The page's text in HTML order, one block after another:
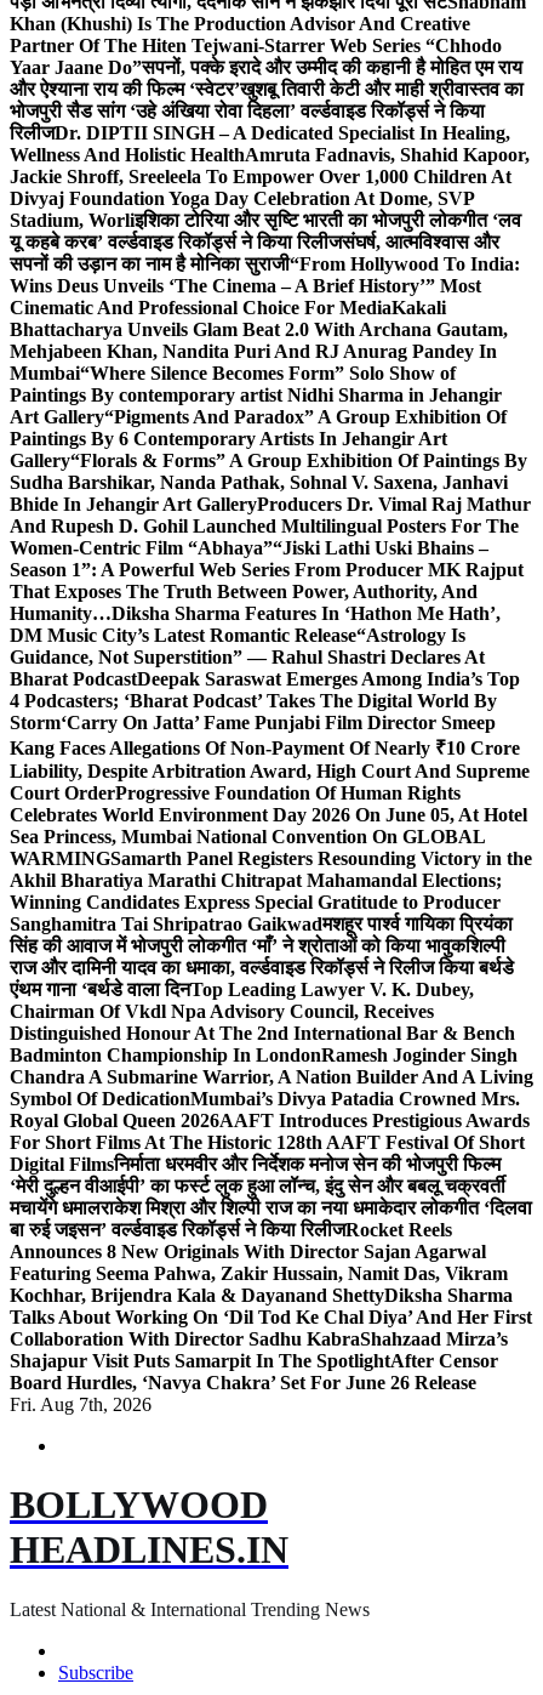
Khan (Khushi) Is The Production Advisor And Creative
Partner Of The Hiten Tejwani-Starrer Web Series “Chhodo
Yaar Jaane Do”सपनों, पक्के इरादे और उम्मीद की कहानी है मोहित एम राय
और ऐश्याना राय की फिल्म ‘स्वेटर’खुशबू तिवारी केटी और माही श्रीवास्तव का
भोजपुरी सैड सांग ‘उहे अंखिया रोवा दिहला’ वर्ल्डवाइड रिकॉर्ड्स ने किया
रिलीजDr. DIPTII SINGH – A Dedicated Specialist In Healing,
Wellness And Holistic HealthAmruta Fadnavis, Shahid Kapoor,
Jackie Shroff, Sreeleela To Empower Over 1,000 Children At
Divyaj Foundation Yoga Day Celebration At Dome, SVP
Stadium, Worliइशिका टोरिया और सृष्टि भारती का भोजपुरी लोकगीत ‘लव
यू कहबे करब’ वर्ल्डवाइड रिकॉर्ड्स ने किया रिलीजसंघर्ष, आत्मविश्वास और
सपनों की उड़ान का नाम है मोनिका सुराजी“From Hollywood To India:
Wins Deus Unveils ‘The Cinema – A Brief History’” Most
Cinematic And Professional Choice For MediaKakali
Bhattacharya Unveils Glam Beat 2.0 With Archana Gautam,
Mehjabeen Khan, Nandita Puri And RJ Anurag Pandey In
Mumbai“Where Silence Becomes Form” Solo Show of
Paintings By contemporary artist Nidhi Sharma in Jehangir
Art Gallery“Pigments And Paradox” A Group Exhibition Of
Paintings By 6 Contemporary Artists In Jehangir Art
Gallery“Florals & Forms” A Group Exhibition Of Paintings By
Sudha Barshikar, Nanda Pathak, Sohnal V. Saxena, Janhavi
Bhide In Jehangir Art GalleryProducers Dr. Vimal Raj Mathur
And Rupesh D. Gohil Launched Multilingual Posters For The
Women-Centric Film “Abhaya”“Jiski Lathi Uski Bhains –
Season 1”: A Powerful Web Series From Producer MK Rajput
That Exposes The Truth Between Power, Authority, And
Humanity…Diksha Sharma Features In ‘Hathon Me Hath’,
DM Music City’s Latest Romantic Release“Astrology Is
Guidance, Not Superstition” — Rahul Shastri Declares At
Bharat PodcastDeepak Saraswat Emerges Among India’s Top
4 Podcasters; ‘Bharat Podcast’ Takes The Digital World By
Storm‘Carry On Jatta’ Fame Punjabi Film Director Smeep
Kang Faces Allegations Of Non-Payment Of Nearly ₹10 Crore
Liability, Despite Arbitration Award, High Court And Supreme
Court OrderProgressive Foundation Of Human Rights
Celebrates World Environment Day 2026 On June 05, At Hotel
Sea Princess, Mumbai National Convention On GLOBAL
WARMINGSamarth Panel Registers Resounding Victory in the
Akhil Bharatiya Marathi Chitrapat Mahamandal Elections;
Winning Candidates Express Special Gratitude to Producer
Sanghamitra Tai Shripatrao Gaikwadमशहूर पार्श्व गायिका प्रियंका
सिंह की आवाज में भोजपुरी लोकगीत ‘माँ’ ने श्रोताओं को किया भावुकशिल्पी
राज और दामिनी यादव का धमाका, वर्ल्डवाइड रिकॉर्ड्स ने रिलीज किया बर्थडे
एंथम गाना ‘बर्थडे वाला दिनTop Leading Lawyer V. K. Dubey,
Chairman Of Vkdl Npa Advisory Council, Receives
Distinguished Honour At The 2nd International Bar & Bench
Badminton Championship In LondonRamesh Joginder Singh
Chandra A Submarine Warrior, A Nation Builder And A Living
Symbol Of DedicationMumbai’s Divya Patadia Crowned Mrs.
Royal Global Queen 2026AAFT Introduces Prestigious Awards
For Short Films At The Historic 128th AAFT Festival Of Short
Digital Filmsनिर्माता धरमवीर और निर्देशक मनोज सेन की भोजपुरी फिल्म
‘मेरी दुल्हन वीआईपी’ का फर्स्ट लुक हुआ लॉन्च, इंदु सेन और बबलू चक्रवर्ती
मचायेंगे धमालराकेश मिश्रा और शिल्पी राज का नया धमाकेदार लोकगीत ‘दिलवा
बा रुई जइसन’ वर्ल्डवाइड रिकॉर्ड्स ने किया रिलीजRocket Reels
Announces 8 New Originals With Director Sajan Agarwal
Featuring Seema Pahwa, Zakir Hussain, Namit Das, Vikram
Kochhar, Brijendra Kala & Dayanand ShettyDiksha Sharma
Talks About Working On ‘Dil Tod Ke Chal Diya’ And Her First
Collaboration With Director Sadhu KabraShahzaad Mirza’s
Shajapur Visit Puts Samarpit In The SpotlightAfter Censor
Board Hurdles, ‘Navya Chakra’ Set For June 26 Release
Fri. Aug 7th, 2026
BOLLYWOOD
HEADLINES.IN
Latest National & International Trending News
Subscribe